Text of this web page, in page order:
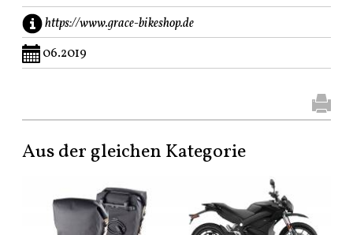
https://www.grace-bikeshop.de
06.2019
Aus der gleichen Kategorie